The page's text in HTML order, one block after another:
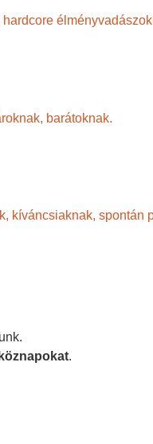
barátoknak.
kíváncsiaknak, spontán
.